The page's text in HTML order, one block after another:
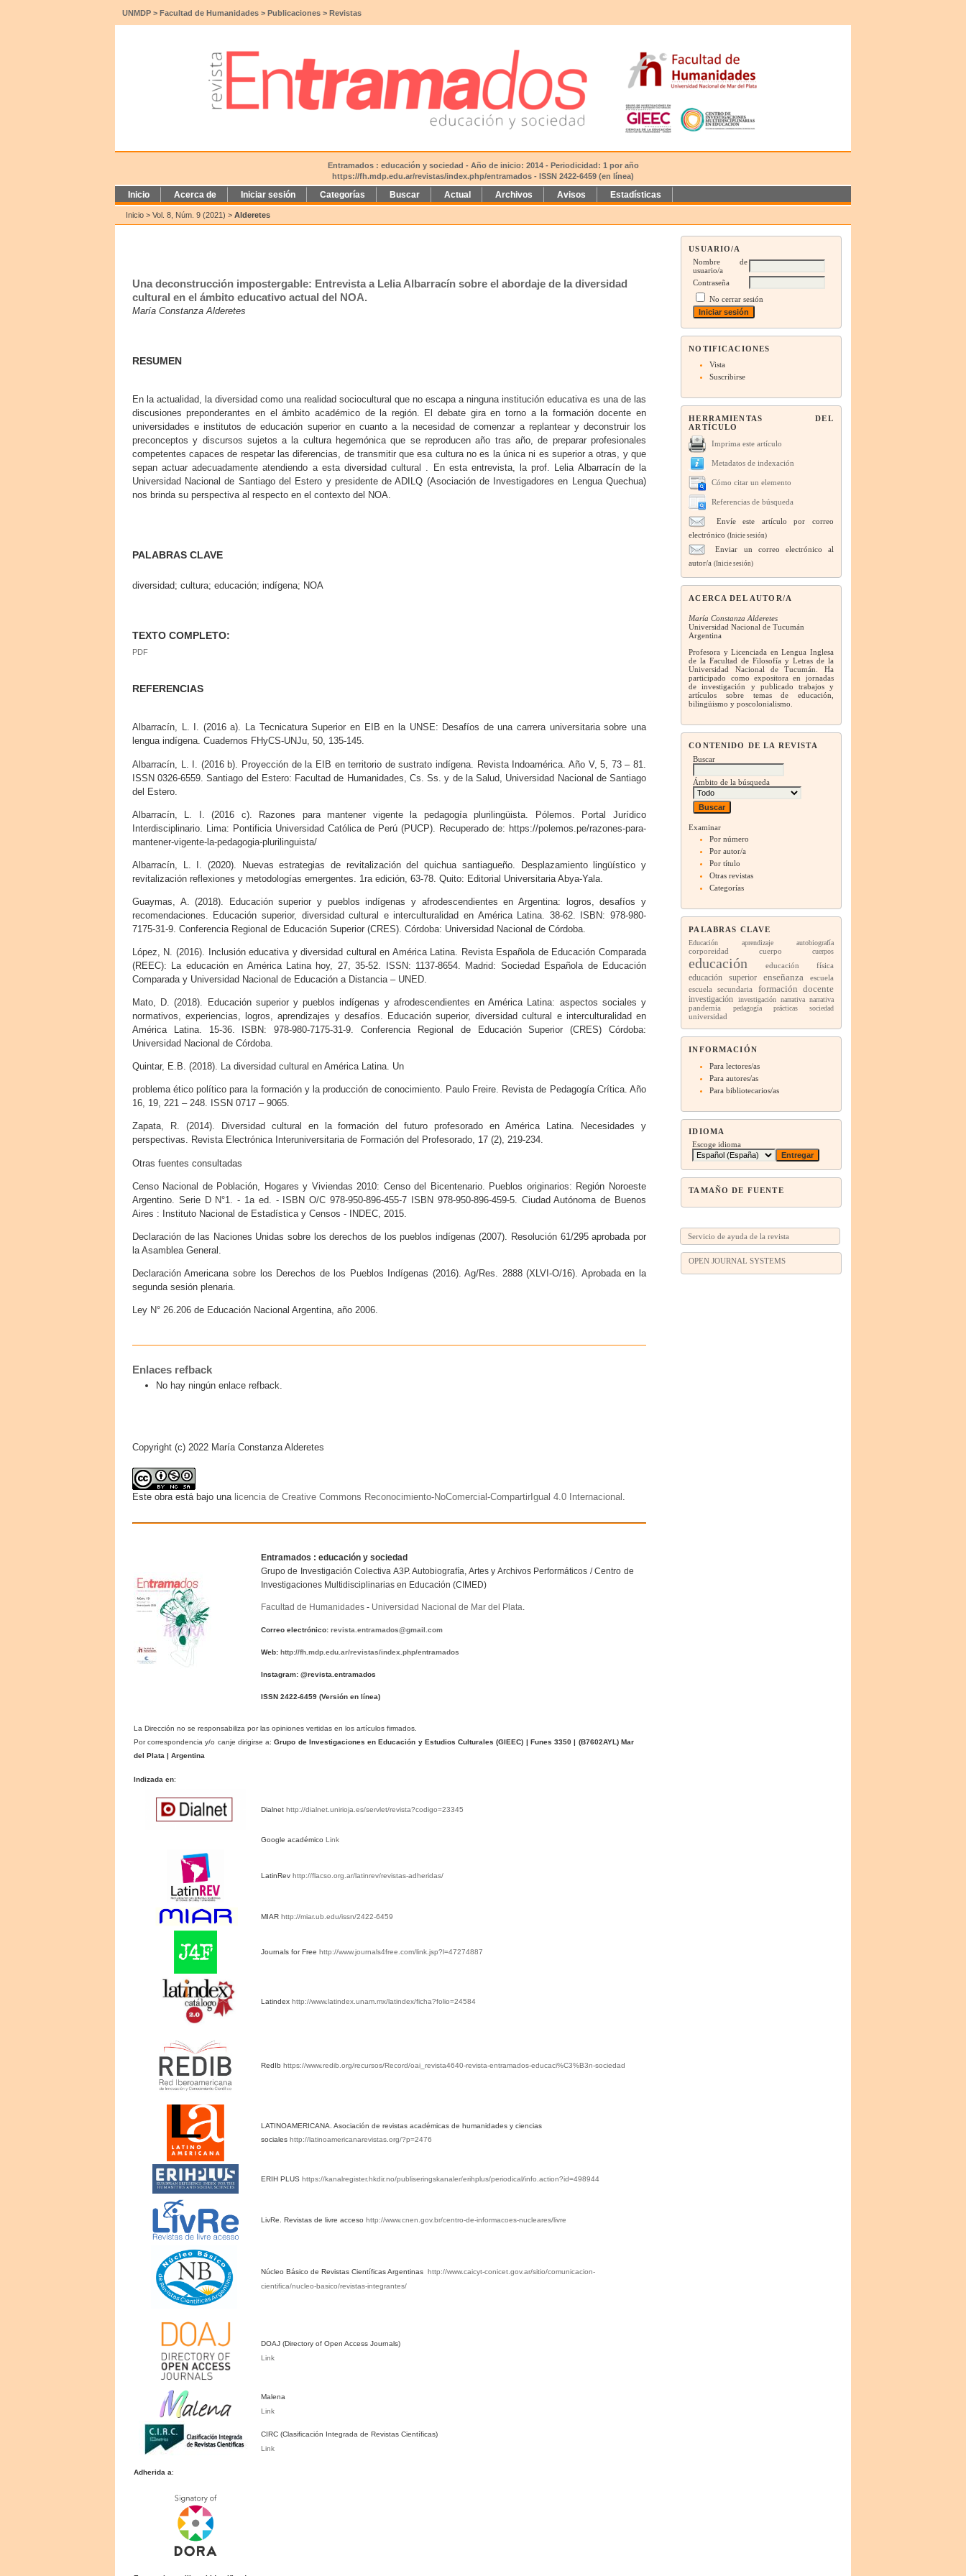
UNMDP > Facultad de Humanidades > Publicaciones > Revistas
Entramados : educación y sociedad - Año de inicio: 2014 - Periodicidad: 1 por año
https://fh.mdp.edu.ar/revistas/index.php/entramados - ISSN 2422-6459 (en línea)
USUARIO/A
Nombre de
usuario/a
Contraseña
No cerrar sesión
NOTIFICACIONES
Vista
Suscribirse
HERRAMIENTAS DEL
ARTÍCULO
Imprima este artículo
Metadatos de indexación
Cómo citar un elemento
Referencias de búsqueda
Envíe este artículo por correo
electrónico(Inicie sesión)
Enviar un correo electrónico al
autor/a(Inicie sesión)
ACERCA DEL AUTOR/A
María Constanza Alderetes
Universidad Nacional de Tucumán
Argentina
Profesora y Licenciada en Lengua Inglesa
de la Facultad de Filosofía y Letras de la
Universidad Nacional de Tucumán. Ha
participado como expositora en jornadas
de investigación y publicado trabajos y
artículos sobre temas de educación,
bilingüismo y poscolonialismo.
CONTENIDO DE LA REVISTA
Buscar
Ámbito de la búsqueda
Examinar
Por número
Por autor/a
Por título
Otras revistas
Categorías
PALABRAS CLAVE
Educación aprendizaje
autobiografía
corporeidad
cuerpo cuerpos
educación
educación física
educación superior
enseñanza
escuela
escuela secundaria
formación docente
investigación investigación narrativa narrativa
pandemia pedagogía prácticas sociedad
universidad
INFORMACIÓN
Para lectores/as
Para autores/as
Para bibliotecarios/as
IDIOMA
Escoge idioma
TAMAÑO DE FUENTE
Servicio de ayuda de la revista
OPEN JOURNAL SYSTEMS
Inicio Acerca de Iniciar sesión Categorías Buscar Actual Archivos Avisos Estadísticas
Inicio > Vol. 8, Núm. 9 (2021) > Alderetes
Una deconstrucción impostergable: Entrevista a Lelia Albarracín sobre el abordaje de la diversidad
cultural en el ámbito educativo actual del NOA.
María Constanza Alderetes
RESUMEN
En la actualidad, la diversidad como una realidad sociocultural que no escapa a ninguna institución educativa es una de las
discusiones preponderantes en el ámbito académico de la región. El debate gira en torno a la formación docente en
universidades e institutos de educación superior en cuanto a la necesidad de comenzar a replantear y deconstruir los
preconceptos y discursos sujetos a la cultura hegemónica que se reproducen año tras año, de preparar profesionales
competentes capaces de respetar las diferencias, de transmitir que esa cultura no es la única ni es superior a otras, y que
sepan actuar adecuadamente atendiendo a esta diversidad cultural . En esta entrevista, la prof. Lelia Albarracín de la
Universidad Nacional de Santiago del Estero y presidente de ADILQ (Asociación de Investigadores en Lengua Quechua)
nos brinda su perspectiva al respecto en el contexto del NOA.
PALABRAS CLAVE
diversidad; cultura; educación; indígena; NOA
TEXTO COMPLETO:
PDF
REFERENCIAS
Albarracín, L. I. (2016 a). La Tecnicatura Superior en EIB en la UNSE: Desafíos de una carrera universitaria sobre una
lengua indígena. Cuadernos FHyCS-UNJu, 50, 135-145.
Albarracín, L. I. (2016 b). Proyección de la EIB en territorio de sustrato indígena. Revista Indoamérica. Año V, 5, 73 – 81.
ISSN 0326-6559. Santiago del Estero: Facultad de Humanidades, Cs. Ss. y de la Salud, Universidad Nacional de Santiago
del Estero.
Albarracín, L. I. (2016 c). Razones para mantener vigente la pedagogía plurilingüista. Pólemos. Portal Jurídico
Interdisciplinario. Lima: Pontificia Universidad Católica de Perú (PUCP). Recuperado de: https://polemos.pe/razones-para-
mantener-vigente-la-pedagogia-plurilinguista/
Albarracín, L. I. (2020). Nuevas estrategias de revitalización del quichua santiagueño. Desplazamiento lingüístico y
revitalización reflexiones y metodologías emergentes. 1ra edición, 63-78. Quito: Editorial Universitaria Abya-Yala.
Guaymas, A. (2018). Educación superior y pueblos indígenas y afrodescendientes en Argentina: logros, desafíos y
recomendaciones. Educación superior, diversidad cultural e interculturalidad en América Latina. 38-62. ISBN: 978-980-
7175-31-9. Conferencia Regional de Educación Superior (CRES). Córdoba: Universidad Nacional de Córdoba.
López, N. (2016). Inclusión educativa y diversidad cultural en América Latina. Revista Española de Educación Comparada
(REEC): La educación en América Latina hoy, 27, 35-52. ISSN: 1137-8654. Madrid: Sociedad Española de Educación
Comparada y Universidad Nacional de Educación a Distancia – UNED.
Mato, D. (2018). Educación superior y pueblos indígenas y afrodescendientes en América Latina: aspectos sociales y
normativos, experiencias, logros, aprendizajes y desafíos. Educación superior, diversidad cultural e interculturalidad en
América Latina. 15-36. ISBN: 978-980-7175-31-9. Conferencia Regional de Educación Superior (CRES) Córdoba:
Universidad Nacional de Córdoba.
Quintar, E.B. (2018). La diversidad cultural en América Latina. Un
problema ético político para la formación y la producción de conocimiento. Paulo Freire. Revista de Pedagogía Crítica. Año
16, 19, 221 – 248. ISSN 0717 – 9065.
Zapata, R. (2014). Diversidad cultural en la formación del futuro profesorado en América Latina. Necesidades y
perspectivas. Revista Electrónica Interuniversitaria de Formación del Profesorado, 17 (2), 219-234.
Otras fuentes consultadas
Censo Nacional de Población, Hogares y Viviendas 2010: Censo del Bicentenario. Pueblos originarios: Región Noroeste
Argentino. Serie D N°1. - 1a ed. - ISBN O/C 978-950-896-455-7 ISBN 978-950-896-459-5. Ciudad Autónoma de Buenos
Aires : Instituto Nacional de Estadística y Censos - INDEC, 2015.
Declaración de las Naciones Unidas sobre los derechos de los pueblos indígenas (2007). Resolución 61/295 aprobada por
la Asamblea General.
Declaración Americana sobre los Derechos de los Pueblos Indígenas (2016). Ag/Res. 2888 (XLVI-O/16). Aprobada en la
segunda sesión plenaria.
Ley N° 26.206 de Educación Nacional Argentina, año 2006.
Enlaces refback
No hay ningún enlace refback.
Copyright (c) 2022 María Constanza Alderetes
Este obra está bajo una licencia de Creative Commons Reconocimiento-NoComercial-CompartirIgual 4.0 Internacional
Entramados : educación y sociedad
Grupo de Investigación Colectiva A3P. Autobiografía, Artes y Archivos Performáticos / Centro de
Investigaciones Multidisciplinarias en Educación (CIMED)
Facultad de Humanidades- Universidad Nacional de Mar del Plata.
Correo electrónico: revista.entramados@gmail.com
Web: http://fh.mdp.edu.ar/revistas/index.php/entramados
Instagram: @revista.entramados
ISSN 2422-6459(Versión en línea)
La Dirección no se responsabiliza por las opiniones vertidas en los artículos firmados.
Por correspondencia y/o canje dirigirse a: Grupo de Investigaciones en Educación y Estudios Culturales (GIEEC) | Funes 3350 | (B7602AYL ) Mar
del Plata | Argentina
Indizada en:
Dialnet http://dialnet.unirioja.es/servlet/revista?codigo=23345
Google académico Link
LatinRev http://flacso.org.ar/latinrev/revistas-adheridas/
MIAR http://miar.ub.edu/issn/2422-6459
Journals for Free http://www.journals4free.com/link.jsp?l=47274887
Latindex http://www.latindex.unam.mx/latindex/ficha?folio=24584
RedIb https://www.redib.org/recursos/Record/oai_revista4640-revista-entramados-educaci%C3%B3n-sociedad
LATINOAMERICANA. Asociación de revistas académicas de humanidades y ciencias
sociales http://latinoamericanarevistas.org/?p=2476
ERIH PLUS https://kanalregister.hkdir.no/publiseringskanaler/erihplus/periodical/info.action?id=498944
LivRe. Revistas de livre acceso http://www.cnen.gov.br/centro-de-informacoes-nucleares/livre
Núcleo Básico de Revistas Científicas Argentinas http://www.caicyt-conicet.gov.ar/sitio/comunicacion-
cientifica/nucleo-basico/revistas-integrantes/
DOAJ (Directory of Open Access Journals)
Link
Malena
Link
CIRC (Clasificación Integrada de Revistas Científicas)
Link
Adherida a: